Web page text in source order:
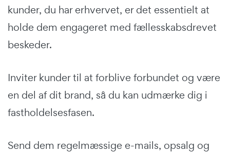
kunder, du har erhvervet, er det essentielt at
holde dem engageret med fællesskabsdrevet
beskeder.
Inviter kunder til at forblive forbundet og være
en del af dit brand, så du kan udmærke dig i
fastholdelsesfasen.
Send dem regelmæssige e-mails, opsalg og